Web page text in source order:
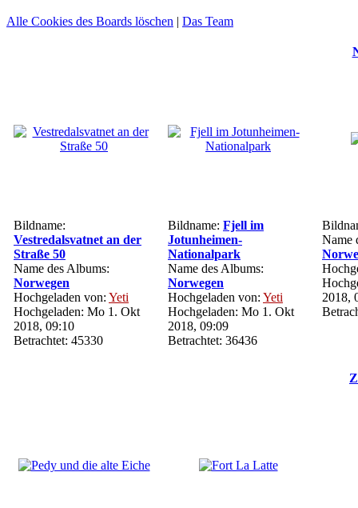
Alle Cookies des Boards löschen | Das Team
Bildname:
Vestredalsvatnet an der
Straße 50
Name des Albums:
Norwegen
Hochgeladen von: Yeti
Hochgeladen: Mo 1. Okt
2018, 09:10
Betrachtet: 45330
Bildname: Fjell im
Jotunheimen-
Nationalpark
Name des Albums:
Norwegen
Hochgeladen von: Yeti
Hochgeladen: Mo 1. Okt
2018, 09:09
Betrachtet: 36436
Name
2018,